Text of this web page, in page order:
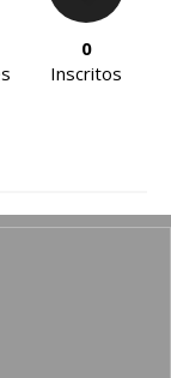
0
Inscritos